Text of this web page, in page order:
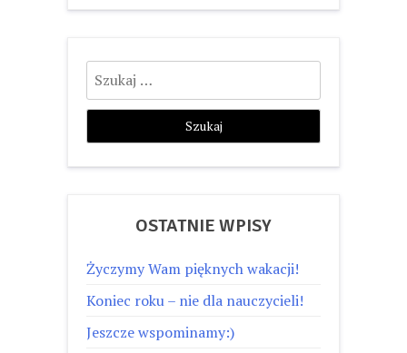
Szukaj:
OSTATNIE WPISY
Życzymy Wam pięknych wakacji!
Koniec roku – nie dla nauczycieli!
Jeszcze wspominamy:)